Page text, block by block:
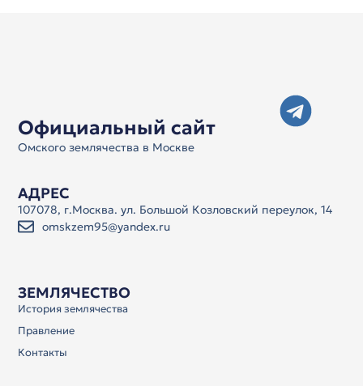
Официальный сайт
Омского землячества в Москве
ЗЕМЛЯЧЕСТВО
История землячества
Правление
Контакты
АДРЕС
107078, г.Москва. ул. Большой Козловский переулок, 14
omskzem95@yandex.ru